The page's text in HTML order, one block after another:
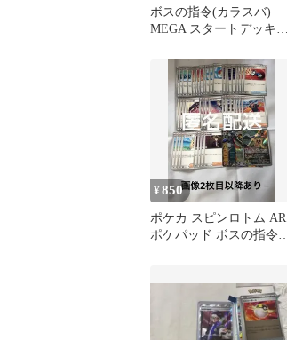
ボスの指令(カラスバ)
MEGA スタートデッキ
¥850
ポケカ スピンロトム AR
ポケパッド ボスの指令な